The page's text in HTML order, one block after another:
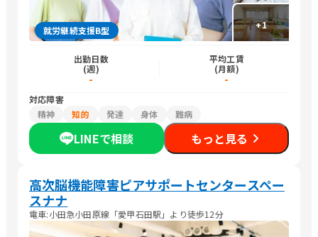
+1
就労継続支援B型
出勤日数
(週)
-
平均工賃
(月額)
-
対応障害
精神
知的 発達 身体 難病
LINEで相談 もっと見る
高次脳機能障害ピアサポートセンタースペー
スナナ
電車:小田急小田原線「愛甲石田駅」より徒歩12分